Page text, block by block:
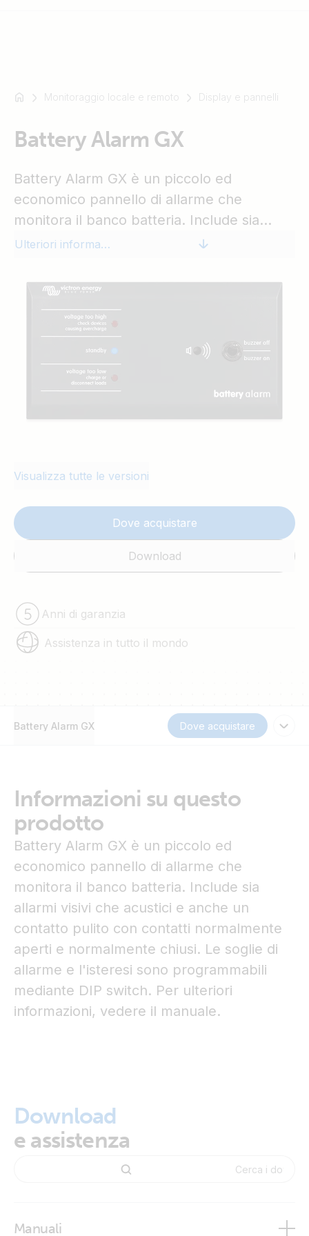
SmartSolar
Multiplus-
Orion
XS
SmartShunt
Monitoraggio locale e remoto Display e pannelli
Battery Alarm GX
Battery Alarm GX è un piccolo ed
economico pannello di allarme che
monitora il banco batteria. Include sia
allarmi visivi che acustici e anche un
aperti e normalmente chiusi. Le soglie di
mediante DIP switch. Per ulteriori
informazioni, vedere il manuale.
Ulteriori informazioni
Visualizza tutte le versioni
Dove acquistare
Download
Anni di garanzia
Assistenza in tutto il mondo
Battery Alarm GX Dove acquistare
Informazioni su questo
prodotto
Battery Alarm GX è un piccolo ed
economico pannello di allarme che
monitora il banco batteria. Include sia
allarmi visivi che acustici e anche un
contatto pulito con contatti normalmente
aperti e normalmente chiusi. Le soglie di
allarme e l'isteresi sono programmabili
mediante DIP switch. Per ulteriori
informazioni, vedere il manuale.
Download
e assistenza
Manuali